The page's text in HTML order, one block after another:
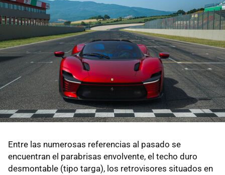
Entre las numerosas referencias al pasado se
encuentran el parabrisas envolvente, el techo duro
desmontable (tipo targa), los retrovisores situados en